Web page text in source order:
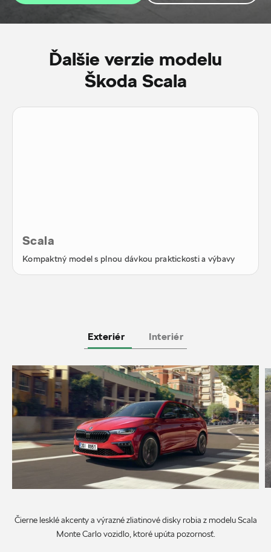
Ďalšie verzie modelu
Škoda Scala
Scala
Kompaktný model s plnou dávkou praktickosti a výbavy
Exteriér Interiér
Čierne lesklé akcenty a výrazné zliatinové disky robia z modelu Scala
Monte Carlo vozidlo, ktoré upúta pozornosť.